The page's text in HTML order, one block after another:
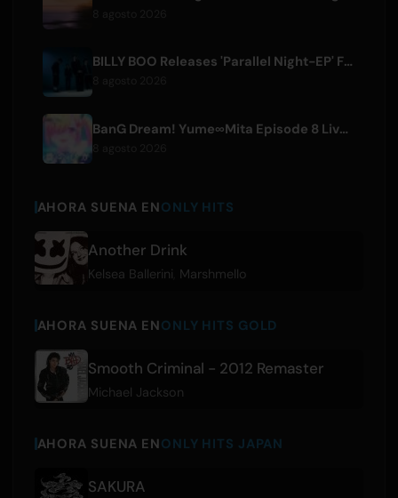
BILLY BOO Releases 'Parallel Night-EP' Featuring TV Drama Theme Song
BanG Dream! Yume∞Mita Episode 8 Live Clip Released
AHORA SUENA ENONLY HITS
Another Drink
Kelsea Ballerini Marshmello
AHORA SUENA ENONLY HITS GOLD
Smooth Criminal - 2012 Remaster
Michael Jackson
AHORA SUENA ENONLY HITS JAPAN
SAKURA